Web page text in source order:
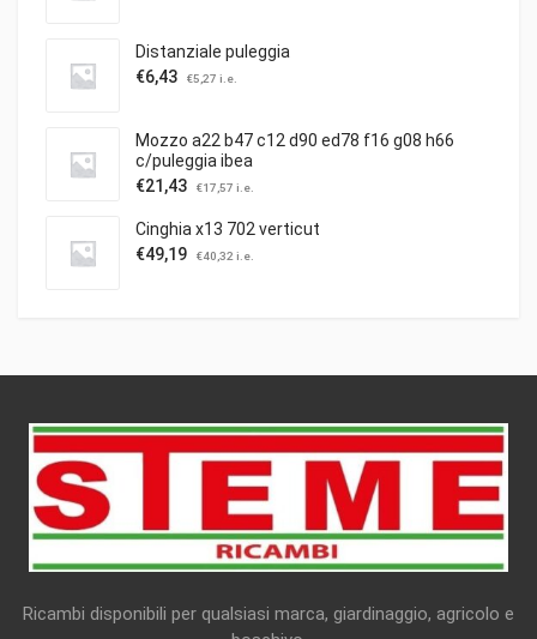
Distanziale puleggia
€6,43 €5,27 i.e.
Mozzo a22 b47 c12 d90 ed78 f16 g08 h66
c/puleggia ibea
€21,43 €17,57 i.e.
Cinghia x13 702 verticut
€49,19 €40,32 i.e.
Ricambi disponibili per qualsiasi marca, giardinaggio, agricolo e